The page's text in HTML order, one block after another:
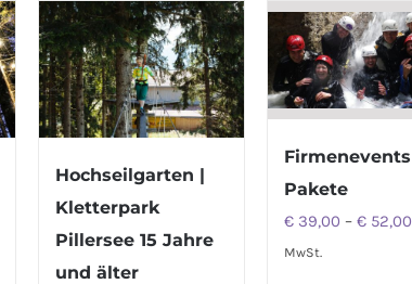
Hochseilgarten |
Kletterpark
Pillersee 15 Jahre
und älter
Firmenevents
Pakete
€39,00 – €52,00
MwSt.